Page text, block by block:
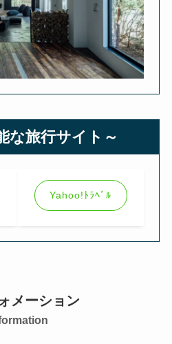
な旅行サイト～
Yahoo!ﾄﾗﾍﾞﾙ
メーション